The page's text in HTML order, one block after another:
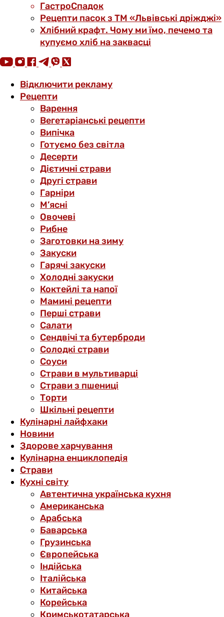
ГастроСпадок
Рецепти пасок з ТМ «Львівські дріжджі»
Хлібний крафт. Чому ми їмо, печемо та
купуємо хліб на заквасці
Відключити рекламу
Рецепти
Варення
Вегетаріанські рецепти
Випічка
Готуємо без світла
Десерти
Дієтичні страви
Другі страви
Гарніри
М’ясні
Овочеві
Рибне
Заготовки на зиму
Закуски
Гарячі закуски
Холодні закуски
Коктейлі та напої
Мамині рецепти
Перші страви
Салати
Сендвічі та бутерброди
Солодкі страви
Соуси
Страви в мультиварці
Страви з пшениці
Торти
Шкільні рецепти
Кулінарні лайфхаки
Новини
Здорове харчування
Кулінарна енциклопедія
Страви
Кухні світу
Автентична українська кухня
Американська
Арабська
Баварська
Грузинська
Європейська
Індійська
Італійська
Китайська
Корейська
Кримськотатарська